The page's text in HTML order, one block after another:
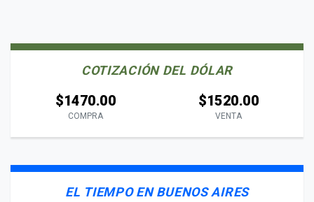
COTIZACIÓN DEL DÓLAR
$1470.00
COMPRA
$1520.00
VENTA
EL TIEMPO EN BUENOS AIRES